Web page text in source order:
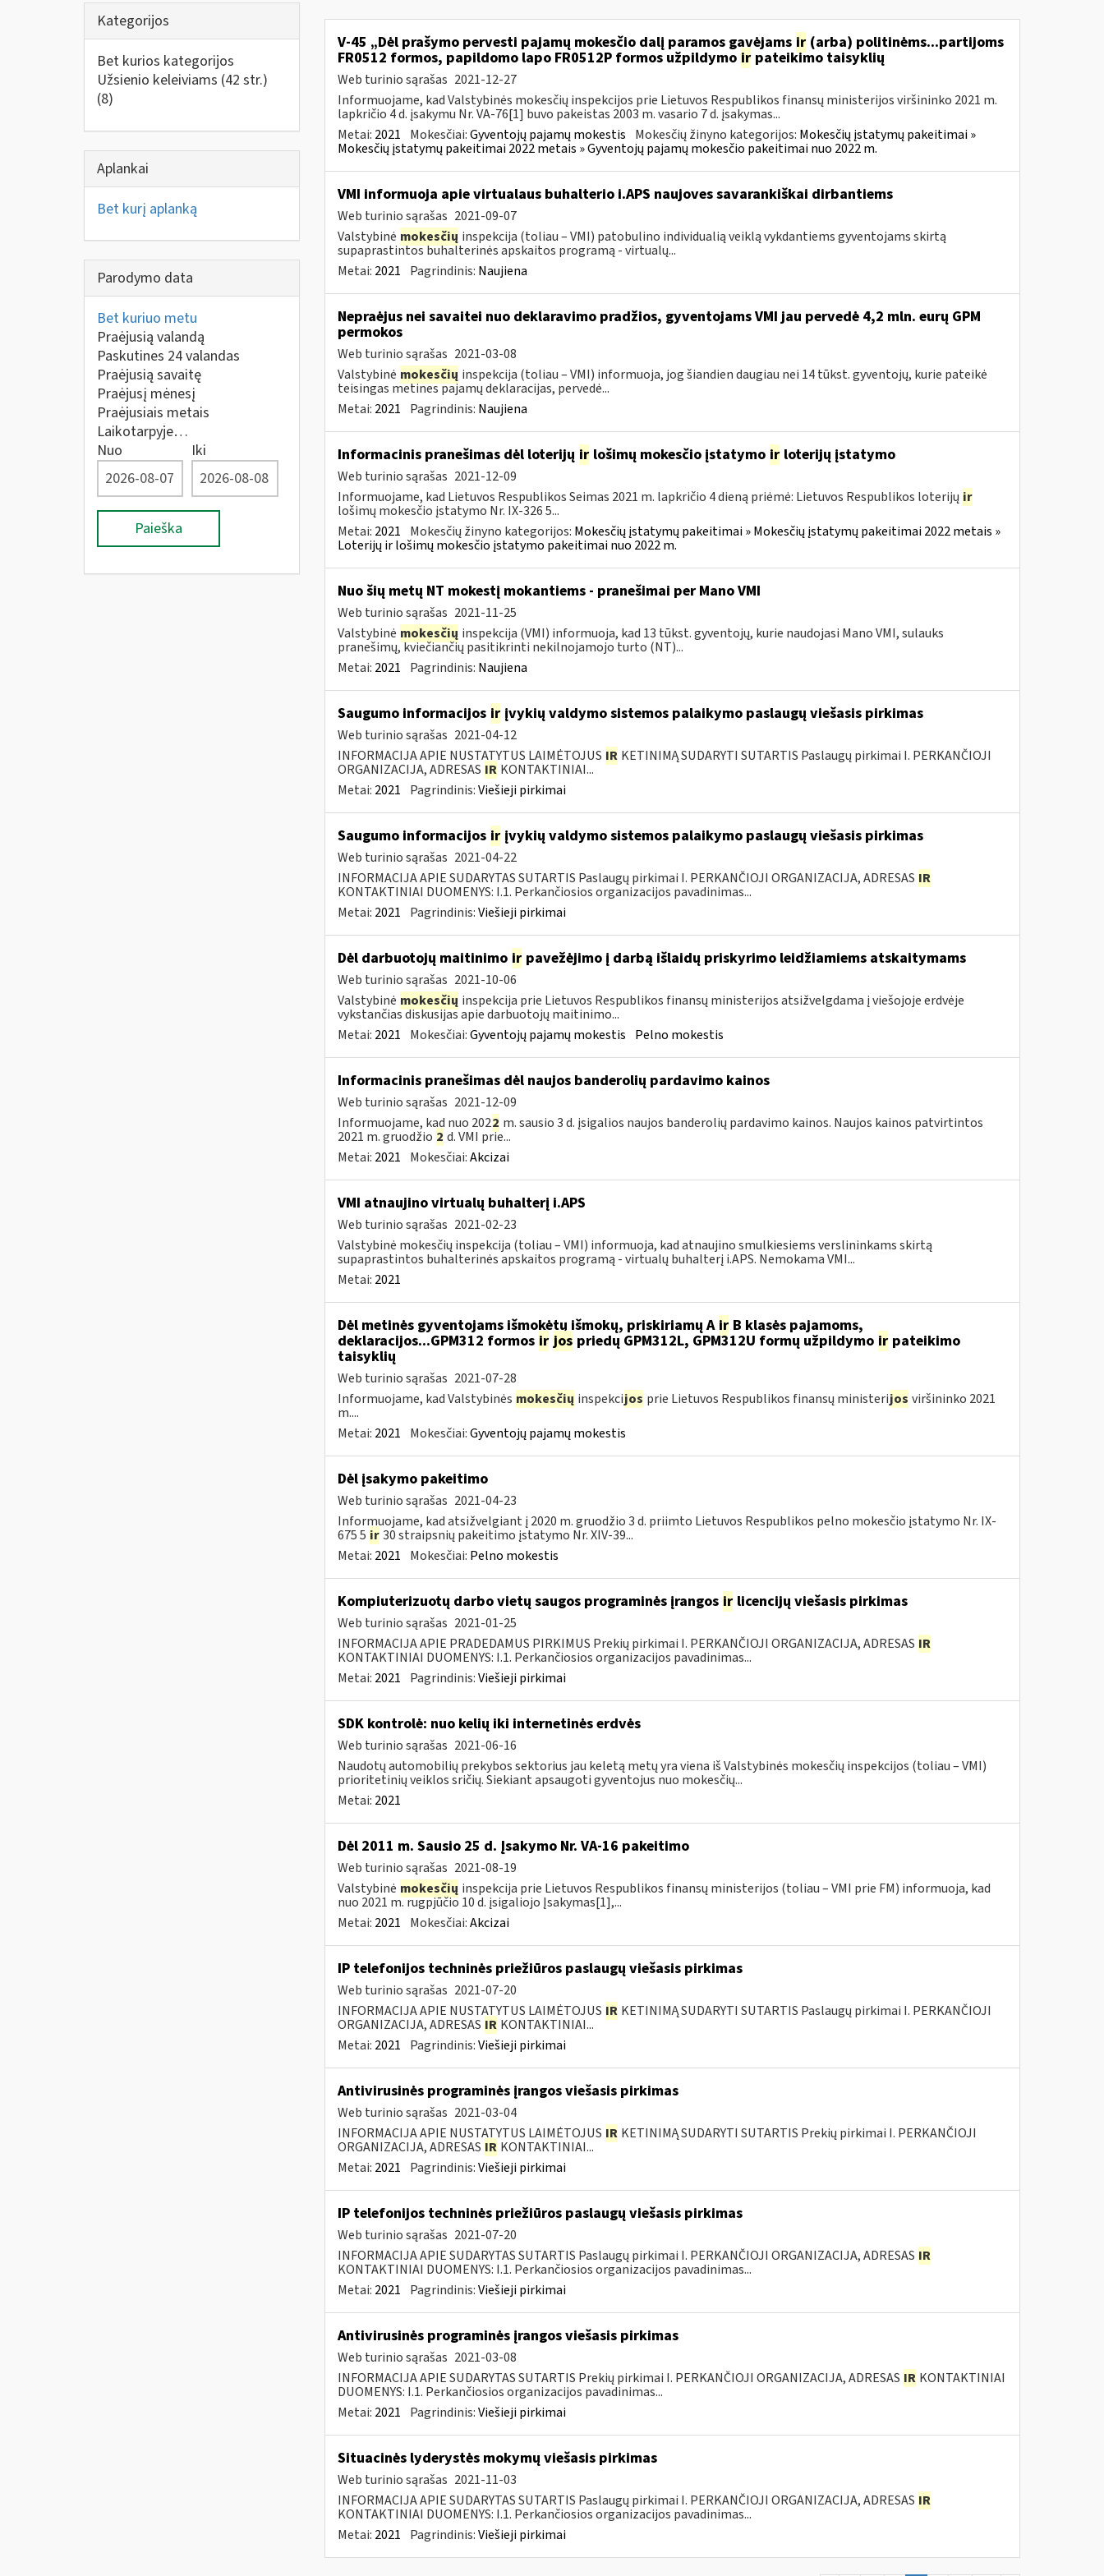
Kategorijos
Bet kurios kategorijos
Užsienio keleiviams (42 str.)
(8)
Aplankai
Bet kurį aplanką
Parodymo data
Bet kuriuo metu
Praėjusią valandą
Paskutines 24 valandas
Praėjusią savaitę
Praėjusį mėnesį
Praėjusiais metais
Laikotarpyje…
Nuo
Iki
Paieška
V-45 „Dėl prašymo pervesti pajamų mokesčio dalį paramos gavėjams ir(arba) politinėms...partijoms
FR0512 formos, papildomo lapo FR0512P formos užpildymo irpateikimo taisyklių
Web turinio sąrašas 2021-12-27
Informuojame, kad Valstybinės mokesčių inspekcijos prie Lietuvos Respublikos finansų ministerijos viršininko 2021 m.
lapkričio 4 d. įsakymu Nr. VA-76[1] buvo pakeistas 2003 m. vasario 7 d. įsakymas...
Metai: 2021 Mokesčiai:Gyventojų pajamų mokestis Mokesčių žinyno kategorijos: Mokesčių įstatymų pakeitimai »
Mokesčių įstatymų pakeitimai 2022 metais » Gyventojų pajamų mokesčio pakeitimai nuo 2022 m.
VMI informuoja apie virtualaus buhalterio i.APS naujoves savarankiškai dirbantiems
Web turinio sąrašas 2021-09-07
Valstybinė mokesčių inspekcija (toliau – VMI) patobulino individualią veiklą vykdantiems gyventojams skirtą
supaprastintos buhalterinės apskaitos programą - virtualų...
Metai: 2021 Pagrindinis: Naujiena
Nepraėjus nei savaitei nuo deklaravimo pradžios, gyventojams VMI jau pervedė 4,2 mln. eurų GPM
permokos
Web turinio sąrašas 2021-03-08
Valstybinė mokesčių inspekcija (toliau – VMI) informuoja, jog šiandien daugiau nei 14 tūkst. gyventojų, kurie pateikė
teisingas metines pajamų deklaracijas, pervedė...
Metai: 2021 Pagrindinis: Naujiena
Informacinis pranešimas dėl loterijų irlošimų mokesčio įstatymo irloterijų įstatymo
Web turinio sąrašas 2021-12-09
Informuojame, kad Lietuvos Respublikos Seimas 2021 m. lapkričio 4 dieną priėmė: Lietuvos Respublikos loterijų ir
lošimų mokesčio įstatymo Nr. IX-326 5...
Metai: 2021 Mokesčių žinyno kategorijos: Mokesčių įstatymų pakeitimai » Mokesčių įstatymų pakeitimai 2022 metais »
Loterijų ir lošimų mokesčio įstatymo pakeitimai nuo 2022 m.
Nuo šių metų NT mokestį mokantiems - pranešimai per Mano VMI
Web turinio sąrašas 2021-11-25
Valstybinė mokesčių inspekcija (VMI) informuoja, kad 13 tūkst. gyventojų, kurie naudojasi Mano VMI, sulauks
pranešimų, kviečiančių pasitikrinti nekilnojamojo turto (NT)...
Metai: 2021 Pagrindinis: Naujiena
Saugumo informacijos irįvykių valdymo sistemos palaikymo paslaugų viešasis pirkimas
Web turinio sąrašas 2021-04-12
INFORMACIJA APIE NUSTATYTUS LAIMĖTOJUS IR KETINIMĄ SUDARYTI SUTARTIS Paslaugų pirkimai I. PERKANČIOJI
ORGANIZACIJA, ADRESAS IR KONTAKTINIAI...
Metai: 2021 Pagrindinis:Viešieji pirkimai
Saugumo informacijos irįvykių valdymo sistemos palaikymo paslaugų viešasis pirkimas
Web turinio sąrašas 2021-04-22
INFORMACIJA APIE SUDARYTAS SUTARTIS Paslaugų pirkimai I. PERKANČIOJI ORGANIZACIJA, ADRESAS IR
KONTAKTINIAI DUOMENYS: I.1. Perkančiosios organizacijos pavadinimas...
Metai: 2021 Pagrindinis:Viešieji pirkimai
Dėl darbuotojų maitinimo irpavežėjimo į darbą išlaidų priskyrimo leidžiamiems atskaitymams
Web turinio sąrašas 2021-10-06
Valstybinė mokesčių inspekcija prie Lietuvos Respublikos finansų ministerijos atsižvelgdama į viešojoje erdvėje
vykstančias diskusijas apie darbuotojų maitinimo...
Metai: 2021 Mokesčiai:Gyventojų pajamų mokestis Pelno mokestis
Informacinis pranešimas dėl naujos banderolių pardavimo kainos
Web turinio sąrašas 2021-12-09
Informuojame, kad nuo 2022 m. sausio 3 d. įsigalios naujos banderolių pardavimo kainos. Naujos kainos patvirtintos
2021 m. gruodžio 2 d. VMI prie...
Metai: 2021 Mokesčiai:Akcizai
VMI atnaujino virtualų buhalterį i.APS
Web turinio sąrašas 2021-02-23
Valstybinė mokesčių inspekcija (toliau – VMI) informuoja, kad atnaujino smulkiesiems verslininkams skirtą
supaprastintos buhalterinės apskaitos programą - virtualų buhalterį i.APS. Nemokama VMI...
Metai: 2021
Dėl metinės gyventojams išmokėtų išmokų, priskiriamų A irB klasės pajamoms,
deklaracijos...GPM312 formos ir jos priedų GPM312L, GPM312U formų užpildymo irpateikimo
taisyklių
Web turinio sąrašas 2021-07-28
Informuojame, kad Valstybinės mokesčių inspekcijos prie Lietuvos Respublikos finansų ministerijos viršininko 2021
m....
Metai: 2021 Mokesčiai:Gyventojų pajamų mokestis
Dėl įsakymo pakeitimo
Web turinio sąrašas 2021-04-23
Informuojame, kad atsižvelgiant į 2020 m. gruodžio 3 d. priimto Lietuvos Respublikos pelno mokesčio įstatymo Nr. IX-
675 5 ir 30 straipsnių pakeitimo įstatymo Nr. XIV-39...
Metai: 2021 Mokesčiai: Pelno mokestis
Kompiuterizuotų darbo vietų saugos programinės įrangos irlicencijų viešasis pirkimas
Web turinio sąrašas 2021-01-25
INFORMACIJA APIE PRADEDAMUS PIRKIMUS Prekių pirkimai I. PERKANČIOJI ORGANIZACIJA, ADRESAS IR
KONTAKTINIAI DUOMENYS: I.1. Perkančiosios organizacijos pavadinimas...
Metai: 2021 Pagrindinis:Viešieji pirkimai
SDK kontrolė: nuo kelių iki internetinės erdvės
Web turinio sąrašas 2021-06-16
Naudotų automobilių prekybos sektorius jau keletą metų yra viena iš Valstybinės mokesčių inspekcijos (toliau – VMI)
prioritetinių veiklos sričių. Siekiant apsaugoti gyventojus nuo mokesčių...
Metai: 2021
Dėl 2011 m. Sausio 25 d. Įsakymo Nr. VA-16 pakeitimo
Web turinio sąrašas 2021-08-19
Valstybinė mokesčių inspekcija prie Lietuvos Respublikos finansų ministerijos (toliau – VMI prie FM) informuoja, kad
nuo 2021 m. rugpjūčio 10 d. įsigaliojo Įsakymas[1],...
Metai: 2021 Mokesčiai:Akcizai
IP telefonijos techninės priežiūros paslaugų viešasis pirkimas
Web turinio sąrašas 2021-07-20
INFORMACIJA APIE NUSTATYTUS LAIMĖTOJUS IR KETINIMĄ SUDARYTI SUTARTIS Paslaugų pirkimai I. PERKANČIOJI
ORGANIZACIJA, ADRESAS IR KONTAKTINIAI...
Metai: 2021 Pagrindinis:Viešieji pirkimai
Antivirusinės programinės įrangos viešasis pirkimas
Web turinio sąrašas 2021-03-04
INFORMACIJA APIE NUSTATYTUS LAIMĖTOJUS IR KETINIMĄ SUDARYTI SUTARTIS Prekių pirkimai I. PERKANČIOJI
ORGANIZACIJA, ADRESAS IR KONTAKTINIAI...
Metai: 2021 Pagrindinis:Viešieji pirkimai
IP telefonijos techninės priežiūros paslaugų viešasis pirkimas
Web turinio sąrašas 2021-07-20
INFORMACIJA APIE SUDARYTAS SUTARTIS Paslaugų pirkimai I. PERKANČIOJI ORGANIZACIJA, ADRESAS IR
KONTAKTINIAI DUOMENYS: I.1. Perkančiosios organizacijos pavadinimas...
Metai: 2021 Pagrindinis:Viešieji pirkimai
Antivirusinės programinės įrangos viešasis pirkimas
Web turinio sąrašas 2021-03-08
INFORMACIJA APIE SUDARYTAS SUTARTIS Prekių pirkimai I. PERKANČIOJI ORGANIZACIJA, ADRESAS IR KONTAKTINIAI
DUOMENYS: I.1. Perkančiosios organizacijos pavadinimas...
Metai: 2021 Pagrindinis:Viešieji pirkimai
Situacinės lyderystės mokymų viešasis pirkimas
Web turinio sąrašas 2021-11-03
INFORMACIJA APIE SUDARYTAS SUTARTIS Paslaugų pirkimai I. PERKANČIOJI ORGANIZACIJA, ADRESAS IR
KONTAKTINIAI DUOMENYS: I.1. Perkančiosios organizacijos pavadinimas...
Metai: 2021 Pagrindinis:Viešieji pirkimai